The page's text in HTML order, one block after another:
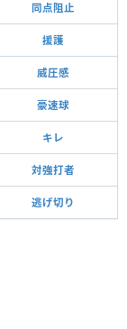
同点阻止
援護
威圧感
豪速球
キレ
対強打者
逃げ切り